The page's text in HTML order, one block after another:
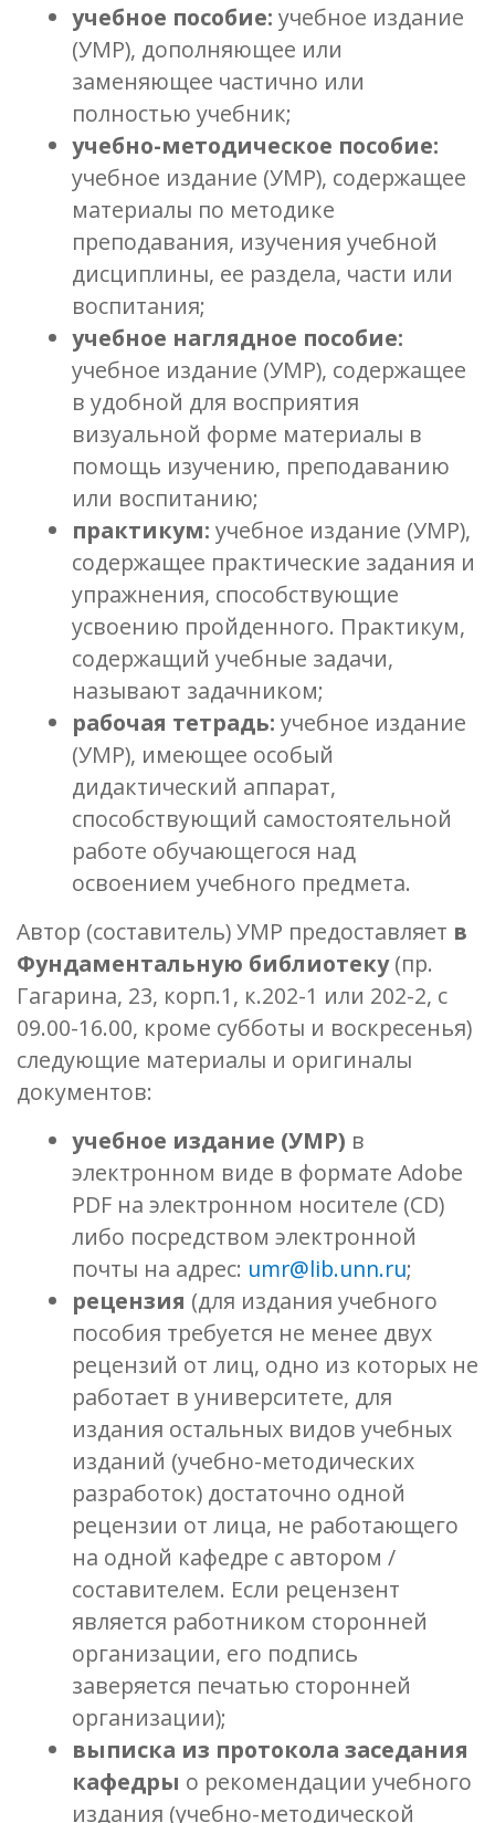
учебное пособие: учебное издание
(УМР), дополняющее или
заменяющее частично или
полностью учебник;
учебно-методическое пособие:
учебное издание (УМР), содержащее
материалы по методике
преподавания, изучения учебной
дисциплины, ее раздела, части или
воспитания;
учебное наглядное пособие:
учебное издание (УМР), содержащее
в удобной для восприятия
визуальной форме материалы в
помощь изучению, преподаванию
или воспитанию;
практикум: учебное издание (УМР),
содержащее практические задания и
упражнения, способствующие
усвоению пройденного. Практикум,
содержащий учебные задачи,
называют задачником;
рабочая тетрадь: учебное издание
(УМР), имеющее особый
дидактический аппарат,
способствующий самостоятельной
работе обучающегося над
освоением учебного предмета.
Автор (составитель) УМР предоставляет в
Фундаментальную библиотеку(пр.
Гагарина, 23, корп.1, к.202-1 или 202-2, с
09.00-16.00, кроме субботы и воскресенья)
следующие материалы и оригиналы
документов:
учебное издание (УМР) в
электронном виде в формате Adobe
PDF на электронном носителе (СD)
либо посредством электронной
почты на адрес: umr@lib.unn.ru;
рецензия (для издания учебного
пособия требуется не менее двух
рецензий от лиц, одно из которых не
работает в университете, для
издания остальных видов учебных
изданий (учебно-методических
разработок) достаточно одной
рецензии от лица, не работающего
на одной кафедре с автором /
составителем. Если рецензент
является работником сторонней
организации, его подпись
заверяется печатью сторонней
организации);
выписка из протокола заседания
кафедры о рекомендации учебного
издания (учебно-методической